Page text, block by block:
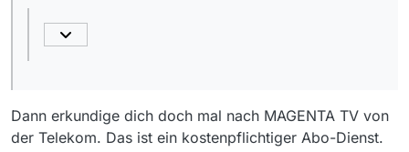
Dann erkundige dich doch mal nach MAGENTA TV von
der Telekom. Das ist ein kostenpflichtiger Abo-Dienst.